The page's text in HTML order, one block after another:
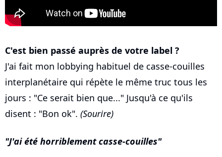
C'est bien passé auprès de votre label ?
J'ai fait mon lobbying habituel de casse-couilles
interplanétaire qui répète le même truc tous les
jours : "Ce serait bien que..." Jusqu'à ce qu'ils
disent : "Bon ok". (Sourire)
J'ai été horriblement casse-couilles